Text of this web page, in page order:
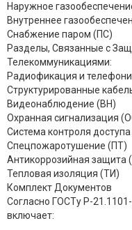
Наружное
Внутреннее
Снабжение паром (ПС)
Разделы, Связанные с
Телекоммуникациями:
Радиофикация и
Структурированные
Видеонаблюдение (ВН)
Охранная сигнализация
Система контроля
Спецпожаротушение (ПТ)
Антикоррозийная защита
Тепловая изоляция (ТИ)
Комплект Документов
Согласно ГОСТу Р-
включает: